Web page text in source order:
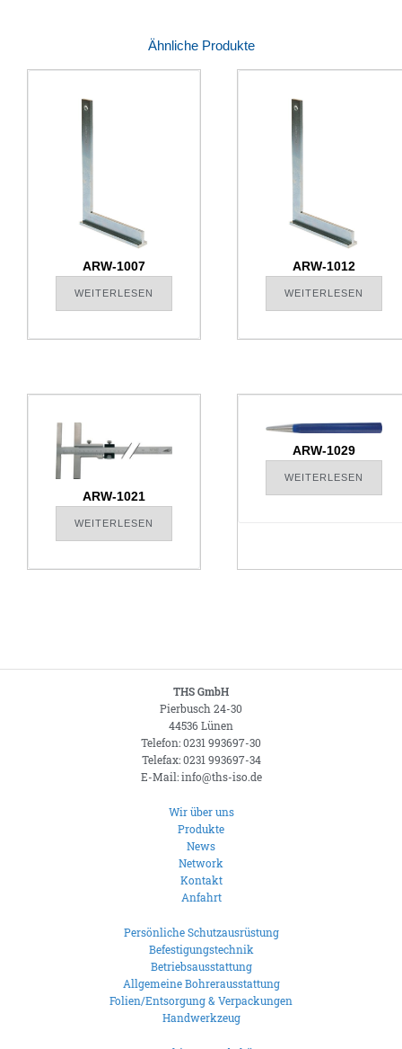
Ähnliche Produkte
ARW-1007
WEITERLESEN
ARW-1012
WEITERLESEN
ARW-1021
WEITERLESEN
ARW-1029
WEITERLESEN
THS GmbH
Pierbusch 24-30
44536 Lünen
Telefon: 0231 993697-30
Telefax: 0231 993697-34
E-Mail: info@ths-iso.de
Wir über uns
Produkte
News
Network
Kontakt
Anfahrt
Persönliche Schutzausrüstung
Befestigungstechnik
Betriebsausstattung
Allgemeine Bohrerausstattung
Folien/Entsorgung & Verpackungen
Handwerkzeug